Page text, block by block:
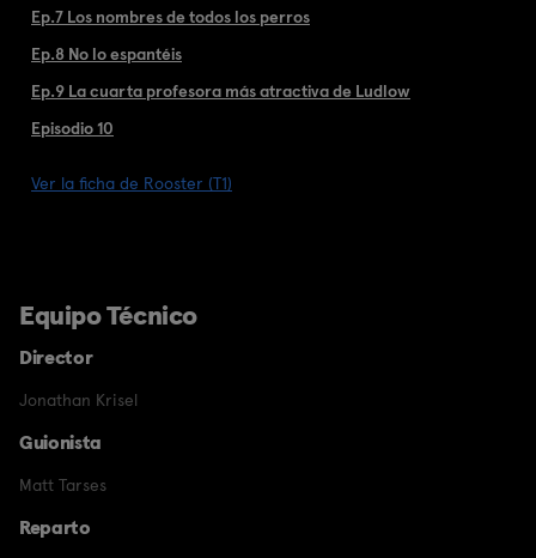
Ep.7 Los nombres de todos los perros
Ep.8 No lo espantéis
Ep.9 La cuarta profesora más atractiva de Ludlow
Episodio 10
Ver la ficha de Rooster (T1)
Equipo Técnico
Director
Jonathan Krisel
Guionista
Matt Tarses
Reparto